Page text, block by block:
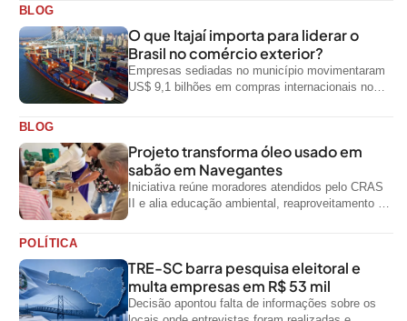
BLOG
O que Itajaí importa para liderar o
Brasil no comércio exterior?
Empresas sediadas no município movimentaram
US$ 9,1 bilhões em compras internacionais no
BLOG
Projeto transforma óleo usado em
sabão em Navegantes
Iniciativa reúne moradores atendidos pelo CRAS
II e alia educação ambiental, reaproveitamento de
POLÍTICA
TRE-SC barra pesquisa eleitoral e
multa empresas em R$ 53 mil
Decisão apontou falta de informações sobre os